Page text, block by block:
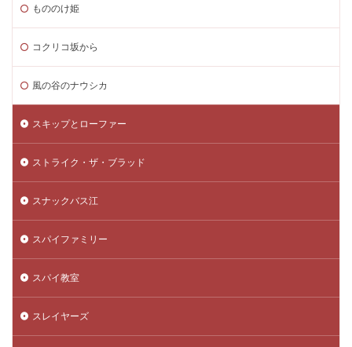
もののけ姫
コクリコ坂から
風の谷のナウシカ
スキップとローファー
ストライク・ザ・ブラッド
スナックバス江
スパイファミリー
スパイ教室
スレイヤーズ